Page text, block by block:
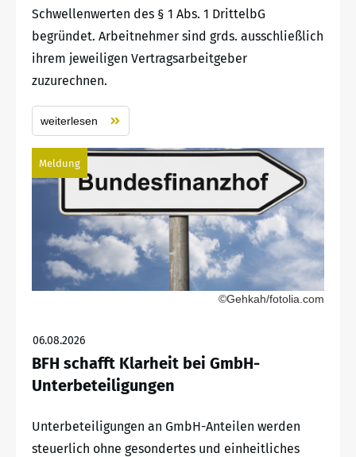
Schwellenwerten des § 1 Abs. 1 DrittelbG
begründet. Arbeitnehmer sind grds. ausschließlich
ihrem jeweiligen Vertragsarbeitgeber
zuzurechnen.
weiterlesen
Meldung
©Gehkah/fotolia.com
06.08.2026
BFH schafft Klarheit bei GmbH-
Unterbeteiligungen
Unterbeteiligungen an GmbH-Anteilen werden
steuerlich ohne gesondertes und einheitliches